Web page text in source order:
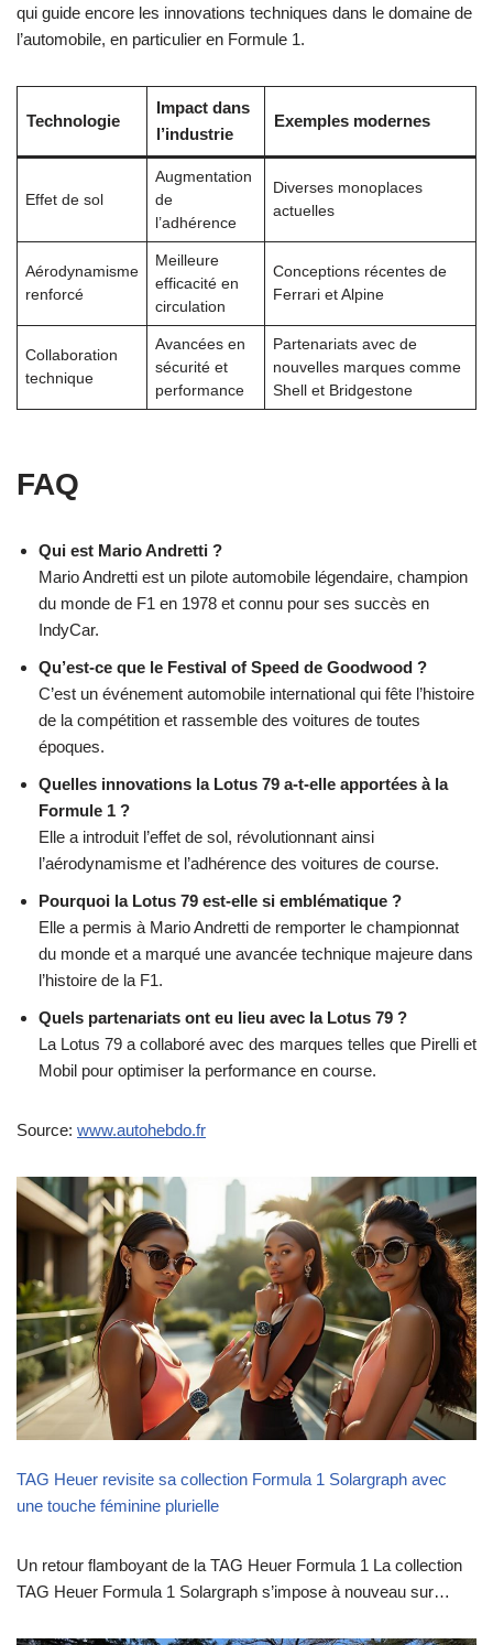
qui guide encore les innovations techniques dans le domaine de
l’automobile, en particulier en Formule 1.
Technologie
Impact dans
l’industrie
Exemples modernes
Effet de sol
Augmentation
de
l’adhérence
Diverses monoplaces
actuelles
Aérodynamisme
renforcé
Meilleure
efficacité en
circulation
Conceptions récentes de
Ferrari et Alpine
Collaboration
technique
Avancées en
sécurité et
performance
Partenariats avec de
nouvelles marques comme
Shell et Bridgestone
FAQ
Qui est Mario Andretti ?
Mario Andretti est un pilote automobile légendaire, champion
du monde de F1 en 1978 et connu pour ses succès en
IndyCar.
Qu’est-ce que le Festival of Speed de Goodwood ?
C’est un événement automobile international qui fête l’histoire
de la compétition et rassemble des voitures de toutes
époques.
Quelles innovations la Lotus 79 a-t-elle apportées à la
Formule 1 ?
Elle a introduit l’effet de sol, révolutionnant ainsi
l’aérodynamisme et l’adhérence des voitures de course.
Pourquoi la Lotus 79 est-elle si emblématique ?
Elle a permis à Mario Andretti de remporter le championnat
du monde et a marqué une avancée technique majeure dans
l’histoire de la F1.
Quels partenariats ont eu lieu avec la Lotus 79 ?
La Lotus 79 a collaboré avec des marques telles que Pirelli et
Mobil pour optimiser la performance en course.
Source: www.autohebdo.fr
TAG Heuer revisite sa collection Formula 1 Solargraph avec
une touche féminine plurielle
Un retour flamboyant de la TAG Heuer Formula 1 La collection
TAG Heuer Formula 1 Solargraph s’impose à nouveau sur…